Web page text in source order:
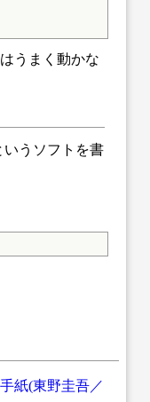
うまく動かな
いうソフトを書